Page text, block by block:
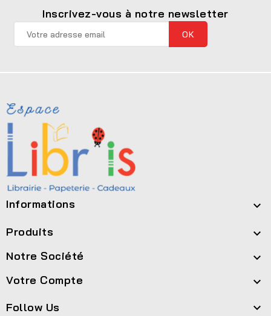
Inscrivez-vous à notre newsletter
Informations 
Produits 
Notre Société 
Votre Compte 
Follow Us 